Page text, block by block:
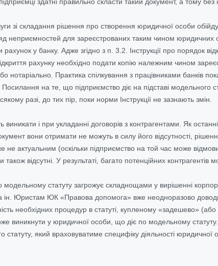
зі складання рішення про створення юридичної особи
неприємностей для зареєстрованих таким чином юридичних
у банку. Адже згідно з п. 3.2. Інструкції про порядок
рахунку необхідно подати копію належним чином
нотаріально. Практика спілкування з працівниками
Посилання на те, що підприємство діє на підставі
разі, до тих пір, поки норми Інструкції не зазнають змін.
і при укладанні договорів з контрагентами. Як
вони отримати не можуть в силу його відсутності,
не актуальним (оскільки підприємство на той час може
також відсутні. У результаті, багато потенційних
модельному статуту загрожує складнощами у вирішенні
ін. Юристам ЮК «Правова допомога» вже неодноразово
необхідних процедур в статуті, купленому «задешево»
виникнути у юридичної особи, що діє по модельному
статуту, який враховуватиме специфіку діяльності юридичної